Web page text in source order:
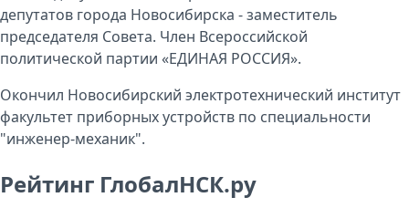
депутатов города Новосибирска - заместитель
председателя Совета. Член Всероссийской
политической партии «ЕДИНАЯ РОССИЯ».
Окончил Новосибирский электротехнический институт
факультет приборных устройств по специальности
"инженер-механик".
Рейтинг ГлобалНСК.ру